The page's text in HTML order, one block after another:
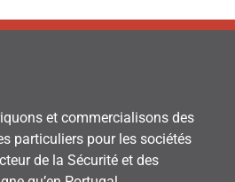
et commercialisons des
particuliers pour les sociétés
de la Sécurité et des